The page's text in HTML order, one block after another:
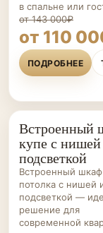
в спальне или
от 143 000₽
от 110
ПОДРОБНЕЕ
ШКАФЫ-
КУПЕ НА
Встроенный
купе с
подсветкой
Встроенный
потолка с нишей
подсветкой —
решение для
современной